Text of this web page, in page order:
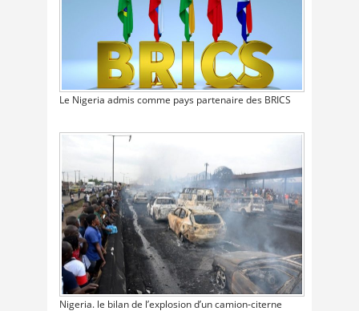
Le Nigeria admis comme pays partenaire des BRICS
Nigeria. le bilan de l’explosion d’un camion-citerne